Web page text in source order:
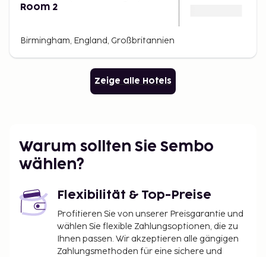
Room 2
Birmingham, England, Großbritannien
Zeige alle Hotels
Warum sollten Sie Sembo
wählen?
Flexibilität & Top-Preise
Profitieren Sie von unserer Preisgarantie und
wählen Sie flexible Zahlungsoptionen, die zu
Ihnen passen. Wir akzeptieren alle gängigen
Zahlungsmethoden für eine sichere und